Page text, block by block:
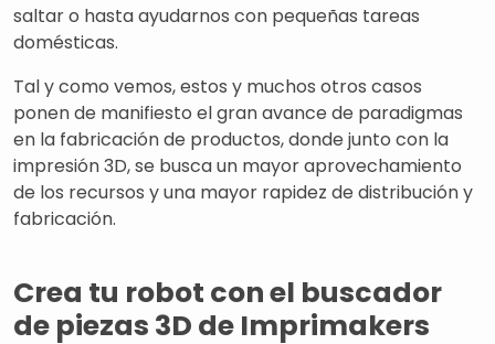
saltar o hasta ayudarnos con pequeñas tareas
domésticas.
Tal y como vemos, estos y muchos otros casos
ponen de manifiesto el gran avance de paradigmas
en la fabricación de productos, donde junto con la
impresión 3D, se busca un mayor aprovechamiento
de los recursos y una mayor rapidez de distribución y
fabricación.
Crea tu robot con el buscador
de piezas 3D de Imprimakers